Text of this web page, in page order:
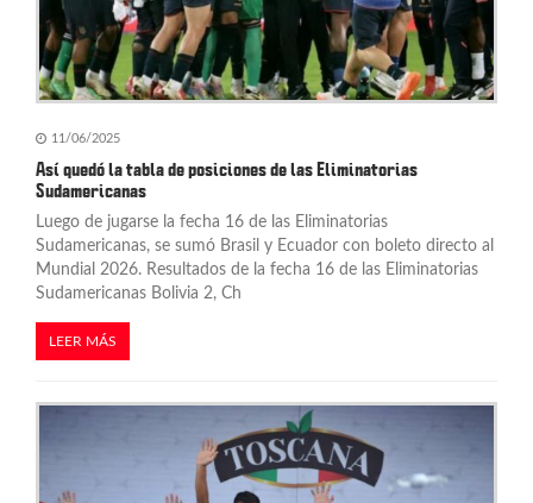
11/06/2025
Así quedó la tabla de posiciones de las Eliminatorias
Sudamericanas
Luego de jugarse la fecha 16 de las Eliminatorias
Sudamericanas, se sumó Brasil y Ecuador con boleto directo al
Mundial 2026. Resultados de la fecha 16 de las Eliminatorias
Sudamericanas Bolivia 2, Ch
LEER MÁS